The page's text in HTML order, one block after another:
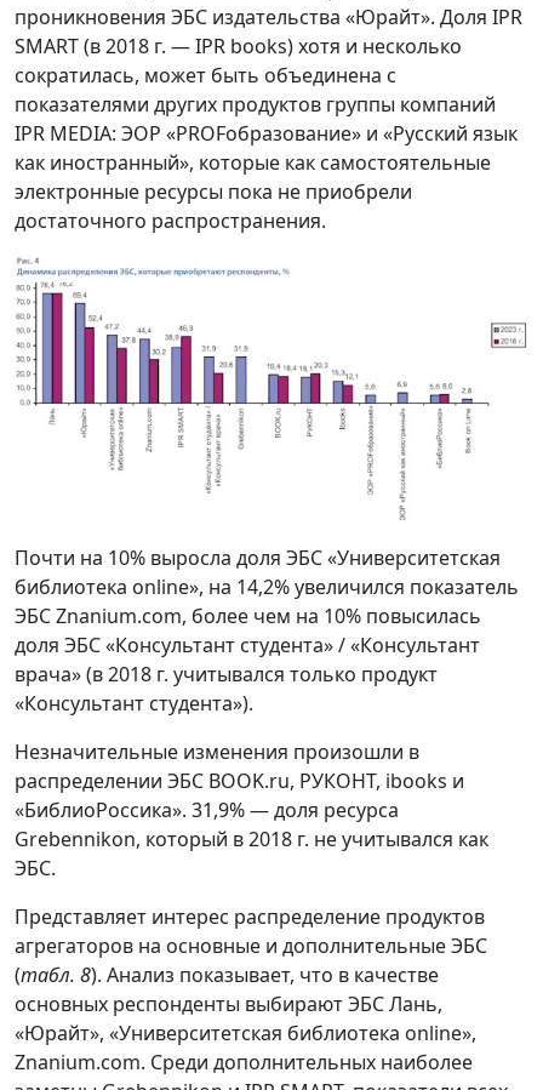
проникновения ЭБС издательства «Юрайт». Доля IPR
SMART (в 2018 г. — IPR books) хотя и несколько
сократилась, может быть объединена с
показателями других продуктов группы компаний
IPR MEDIA: ЭОР «PROFобразование» и «Русский язык
как иностранный», которые как самостоятельные
электронные ресурсы пока не приобрели
достаточного распространения.
Почти на 10% выросла доля ЭБС «Университетская
библиотека online», на 14,2% увеличился показатель
ЭБС Znanium.com, более чем на 10% повысилась
доля ЭБС «Консультант студента» / «Консультант
врача» (в 2018 г. учитывался только продукт
«Консультант студента»).
Незначительные изменения произошли в
распределении ЭБС BOOK.ru, РУКОНТ, ibooks и
«БиблиоРоссика». 31,9% — доля ресурса
Grebennikon, который в 2018 г. не учитывался как
ЭБС.
Представляет интерес распределение продуктов
агрегаторов на основные и дополнительные ЭБС
(табл. 8). Анализ показывает, что в качестве
основных респонденты выбирают ЭБС Лань,
«Юрайт», «Университетская библиотека online»,
Znanium.com. Среди дополнительных наиболее